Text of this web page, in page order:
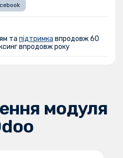
та підтримка впродовж 60
впродовж року
модуля